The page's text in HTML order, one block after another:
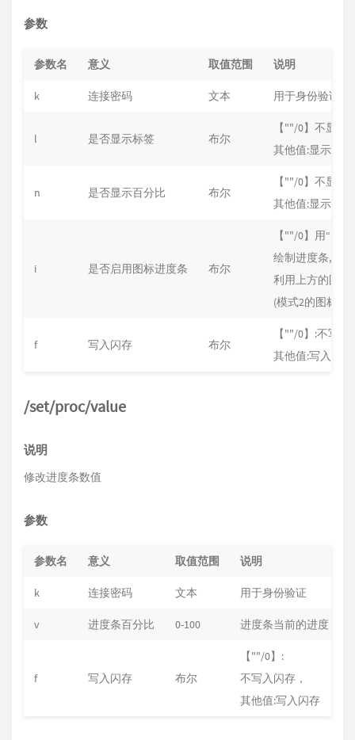
参数
参数名 意义 取值范围 说明
k 连接密码 文本 用于身份验证
l 是否显示标签 布尔
【""/0】不显示
其他值:显示文
n 是否显示百分比 布尔
【""/0】不显示
其他值:显示百
i 是否启用图标进度条 布尔
【""/0】用“▮”和
绘制进度条, 其
利用上方的图标
(模式2的图标设
f 写入闪存 布尔
【""/0】:不写入
其他值:写入闪存
/set/proc/value
说明
修改进度条数值
参数
参数名 意义 取值范围 说明
k 连接密码 文本 用于身份验证
v 进度条百分比 0-100 进度条当前的进度
f 写入闪存 布尔
【""/0】:
不写入闪存，
其他值:写入闪存